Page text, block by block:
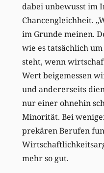
dabei unbewusst im
Chancengleichheit.
im Grunde meinen.
wie es tatsächlich
steht, wenn
Wert beigemessen
und andererseits
nur einer ohnehin
Minorität. Bei
prekären Berufen
mehr so gut.